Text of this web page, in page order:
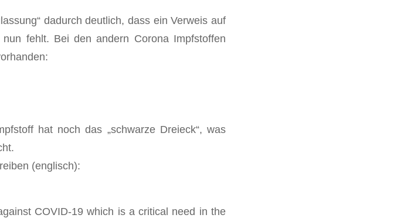
dadurch deutlich, dass ein Verweis auf
nun fehlt. Bei den andern Corona Impfstoffen
hat noch das „schwarze Dreieck“, was
(englisch):
COVID-19 which is a critical need in the